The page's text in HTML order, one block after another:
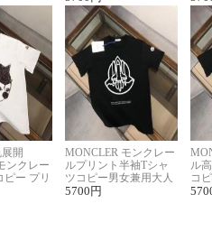
開
ンクレー
ピー プリ
ツ
MONCLER モンクレー
ルプリント半袖Tシャ
ツコピー男女兼用大人
可愛い春夏コーデ
5700 円
ル
コ
ィ